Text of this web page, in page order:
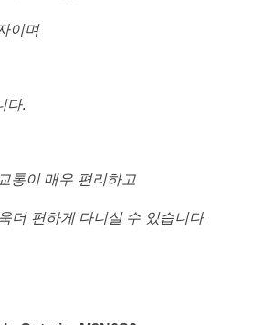
이며
다.
통이 매우 편리하고
더 편하게 다니실 수 있습니다